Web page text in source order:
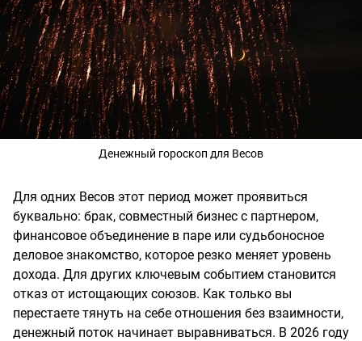
Денежный гороскоп для Весов
Для одних Весов этот период может проявиться
буквально: брак, совместный бизнес с партнером,
финансовое объединение в паре или судьбоносное
деловое знакомство, которое резко меняет уровень
дохода. Для других ключевым событием становится
отказ от истощающих союзов. Как только вы
перестаете тянуть на себе отношения без взаимности,
денежный поток начинает выравниваться. В 2026 году